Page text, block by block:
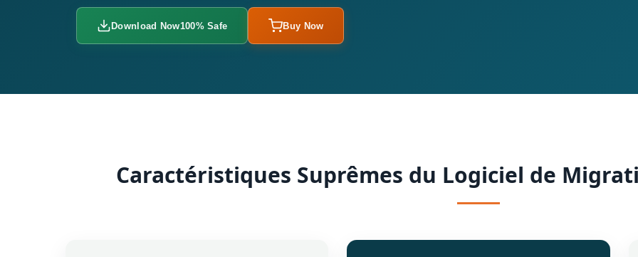
Download Now100% Safe Buy Now
Caractéristiques Suprêmes du Logiciel de